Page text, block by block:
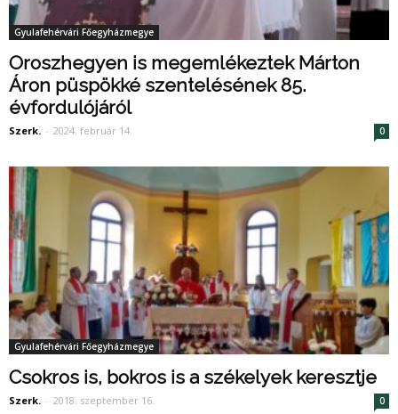
Gyulafehérvári Főegyházmegye
Oroszhegyen is megemlékeztek Márton
Áron püspökké szentelésének 85.
évfordulójáról
Szerk. - 2024. február 14. 0
Gyulafehérvári Főegyházmegye
Csokros is, bokros is a székelyek keresztje
Szerk. - 2018. szeptember 16. 0